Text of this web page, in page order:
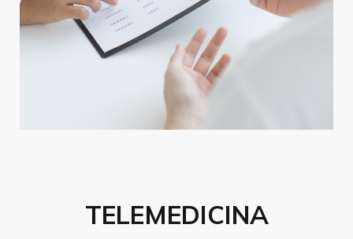
TELEMEDICINA